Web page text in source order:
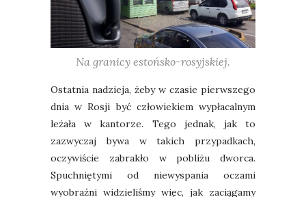
Na granicy estońsko-rosyjskiej.
Ostatnia nadzieja, żeby w czasie pierwszego
dnia w Rosji być człowiekiem wypłacalnym
leżała w kantorze. Tego jednak, jak to
zazwyczaj bywa w takich przypadkach,
oczywiście zabrakło w pobliżu dworca.
Spuchniętymi od niewyspania oczami
wyobraźni widzieliśmy więc, jak zaciągamy